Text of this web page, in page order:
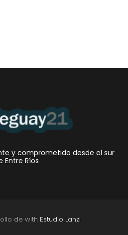
y comprometido desde el sur
Entre Ríos
de with Estudio Lanzi